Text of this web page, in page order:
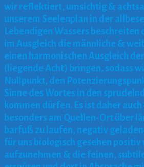
wir reflektiert, umsichtig &
unserem Seelenplan in der
Lebendigen Wassers beschreiten
im Ausgleich die männliche &
einen harmonischen Ausgleich
(liegende Acht) bringen, sodass
Nullpunkt, den
Sinne des Wortes in den
kommen dürfen. Es ist daher auch
besonders am Quellen-Ort über
barfuß zu laufen, negativ
für uns biologisch gesehen positiv
aufzunehmen & die feinen,